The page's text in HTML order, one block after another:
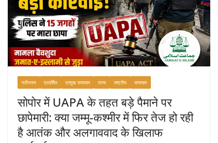
k
नवीनतम प्रदर्शित प्रमुख समाचार राज्य राष्ट्रीय समाचार
सोपोर में UAPA के तहत बड़े पैमाने पर
छापेमारी: क्या जम्मू-कश्मीर में फिर तेज हो रही
है आतंक और अलगाववाद के खिलाफ